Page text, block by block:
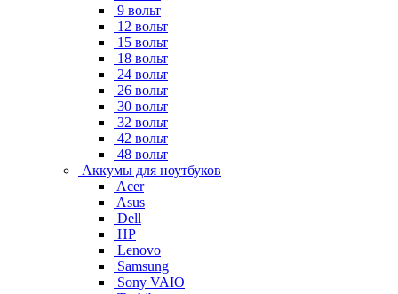
9 вольт
12 вольт
15 вольт
18 вольт
24 вольт
26 вольт
30 вольт
32 вольт
42 вольт
48 вольт
Аккумы для ноутбуков
Acer
Asus
Dell
HP
Lenovo
Samsung
Sony VAIO